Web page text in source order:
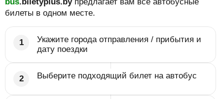
билеты в одном месте.
Укажите города отправления / прибытия и
дату поездки
Выберите подходящий билет на автобус